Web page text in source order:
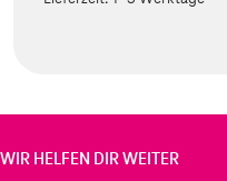
WIR HELFEN DIR WEITER